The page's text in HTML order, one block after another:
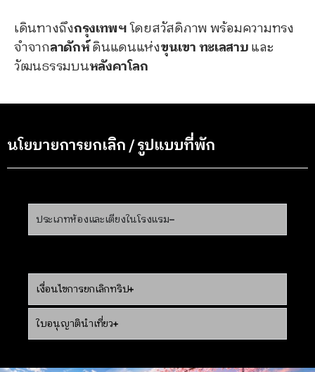
เดินทางถึงกรุงเทพฯโดยสวัสดิภาพ พร้อมความทรง
จำจากลาดักห์ดินแดนแห่งขุนเขา ทะเลสาบและ
วัฒนธรรมบนหลังคาโลก
นโยบายการยกเลิก / รูปแบบที่พัก
ประเภทห้องและเตียงในโรงแรม
เงื่อนไขการยกเลิกทริป
ใบอนุญาตินำเที่ยว